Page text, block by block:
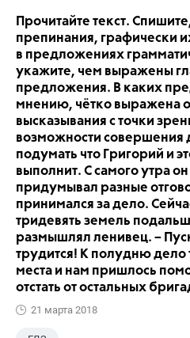
Прочитайте текст.
препинания, графически
в предложениях
укажите, чем выражены
предложения. В каких
мнению, чётко выражена
высказывания с точки
возможности совершения
подумать что Григорий и
выполнит. С самого утра
придумывал разные
принимался за дело.
тридевять земель
размышлял ленивец. –
трудится! К полудню дело
места и нам пришлось
отстать от остальных
21 марта 2018